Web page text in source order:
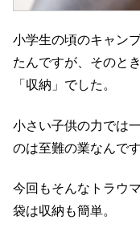
小学生の頃のキャン
たんですが、そのと
「収納」でした。
小さい子供の力では
のは至難の業なんで
今回もそんなトラウ
袋は収納も簡単。